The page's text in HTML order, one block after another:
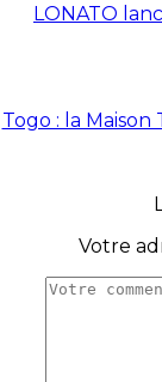
LONATO
Togo : la Maison
Votre